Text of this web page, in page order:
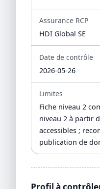
Assurance RCP
HDI Global SE
Date de contrôle
2026-05-26
Limites
Fiche niveau 2
niveau 2 à partir
accessibles ;
publication de